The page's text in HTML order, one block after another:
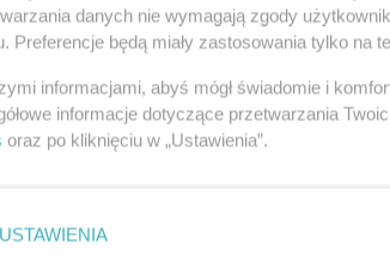
LOKALIZACJA NA MAPIE
danych nie wymagają zgody
Preferencje będą miały zastosowania tylko na
informacjami, abyś mógł świadomie i
informacje dotyczące przetwarzania
oraz po kliknięciu w „Ustawienia”.
USTAWIENIA